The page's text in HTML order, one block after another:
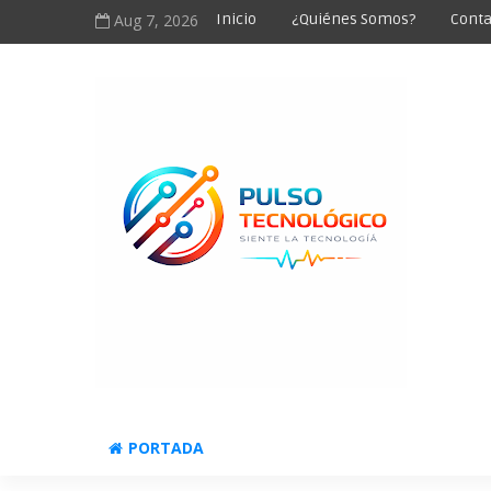
Aug 7, 2026 Inicio ¿Quiénes Somos?
PORTADA